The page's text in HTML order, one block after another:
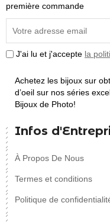
première commande
J'ai lu et j'accepte la
Achetez les bijoux sur
d’oeil sur nos séries
Bijoux de Photo!
Infos
À Propos De Nous
Termes et conditions
Politique de